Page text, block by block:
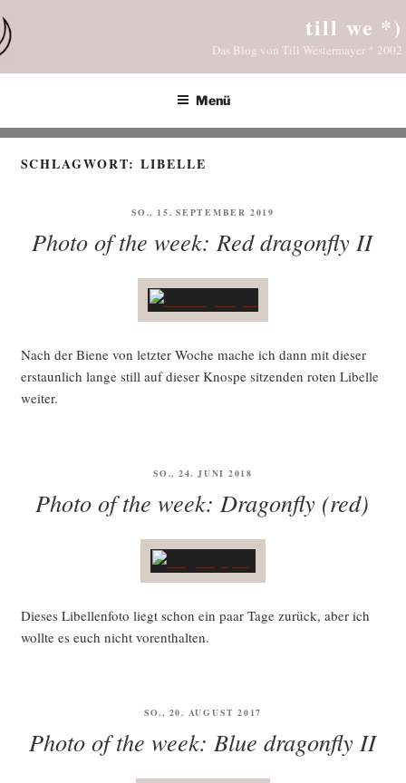
Inhalt
springen
till we *)
Das Blog von Till Westermayer * 2002
Menü
SCHLAGWORT:LIBELLE
VERÖFFENTLICHT
SO., 15. SEPTEMBER 2019
Photo of the week: Red dragonfly II
Nach der Bie­ne von letz­ter Woche mache ich dann mit die­ser
erstaun­lich lan­ge still auf die­ser Knos­pe sit­zen­den roten Libel­le
weiter.
VERÖFFENTLICHT
SO., 24. JUNI 2018
Photo of the week: Dragonfly (red)
Die­ses Libel­len­fo­to liegt schon ein paar Tage zurück, aber ich
woll­te es euch nicht vorenthalten.
VERÖFFENTLICHT
SO., 20. AUGUST 2017
Photo of the week: Blue dragonfly II